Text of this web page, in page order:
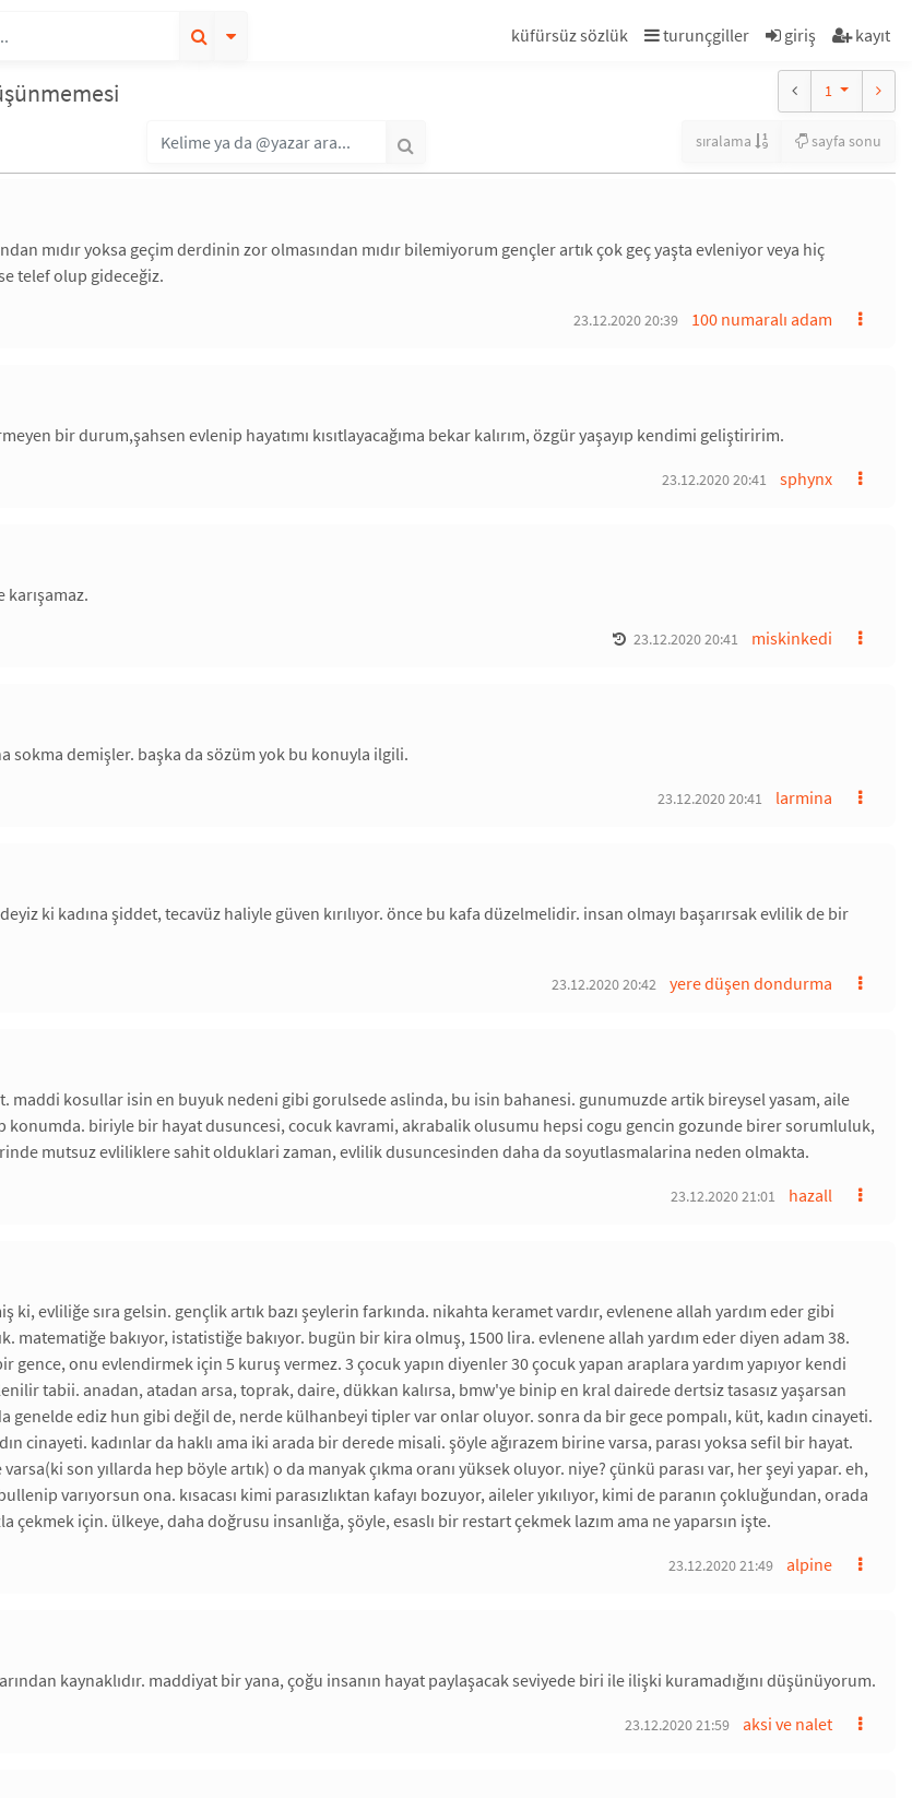
küfürsüz sözlük turunçgiller giriş kayıt
1
sıralama sayfa sonu
mıdır yoksa geçim derdinin zor olmasından mıdır bilemiyorum gençler artık çok geç yaşta evleniyor veya hiç
telef olup gideceğiz.
100 numaralı adam
23.12.2020 20:39
bir durum,şahsen evlenip hayatımı kısıtlayacağıma bekar kalırım, özgür yaşayıp kendimi geliştiririm.
sphynx
23.12.2020 20:41
karışamaz.
miskinkedi
23.12.2020 20:41
sokma demişler. başka da sözüm yok bu konuyla ilgili.
larmina
23.12.2020 20:41
ki kadına şiddet, tecavüz haliyle güven kırılıyor. önce bu kafa düzelmelidir. insan olmayı başarırsak evlilik de bir
yere düşen dondurma
23.12.2020 20:42
maddi kosullar isin en buyuk nedeni gibi gorulsede aslinda, bu isin bahanesi. gunumuzde artik bireysel yasam, aile
konumda. biriyle bir hayat dusuncesi, cocuk kavrami, akrabalik olusumu hepsi cogu gencin gozunde birer sorumluluk,
mutsuz evliliklere sahit olduklari zaman, evlilik dusuncesinden daha da soyutlasmalarina neden olmakta.
hazall
23.12.2020 21:01
ki, evliliğe sıra gelsin. gençlik artık bazı şeylerin farkında. nikahta keramet vardır, evlenene allah yardım eder gibi
matematiğe bakıyor, istatistiğe bakıyor. bugün bir kira olmuş, 1500 lira. evlenene allah yardım eder diyen adam 38.
gence, onu evlendirmek için 5 kuruş vermez. 3 çocuk yapın diyenler 30 çocuk yapan araplara yardım yapıyor kendi
tabii. anadan, atadan arsa, toprak, daire, dükkan kalırsa, bmw'ye binip en kral dairede dertsiz tasasız yaşarsan
genelde ediz hun gibi değil de, nerde külhanbeyi tipler var onlar oluyor. sonra da bir gece pompalı, küt, kadın cinayeti.
cinayeti. kadınlar da haklı ama iki arada bir derede misali. şöyle ağırazem birine varsa, parası yoksa sefil bir hayat.
son yıllarda hep böyle artık) o da manyak çıkma oranı yüksek oluyor. niye? çünkü parası var, her şeyi yapar. eh,
varıyorsun ona. kısacası kimi parasızlıktan kafayı bozuyor, aileler yıkılıyor, kimi de paranın çokluğundan, orada
çekmek için. ülkeye, daha doğrusu insanlığa, şöyle, esaslı bir restart çekmek lazım ama ne yaparsın işte.
alpine
23.12.2020 21:49
kaynaklıdır. maddiyat bir yana, çoğu insanın hayat paylaşacak seviyede biri ile ilişki kuramadığını düşünüyorum.
aksi ve nalet
23.12.2020 21:59